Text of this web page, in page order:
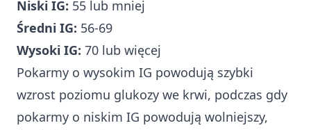
Niski IG: 55 lub mniej
Średni IG: 56-69
Wysoki IG: 70 lub więcej
Pokarmy o wysokim IG powodują szybki
wzrost poziomu glukozy we krwi, podczas gdy
pokarmy o niskim IG powodują wolniejszy,